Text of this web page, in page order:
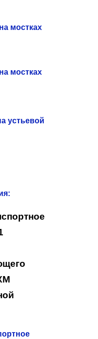
мостках
мостках
устьевой